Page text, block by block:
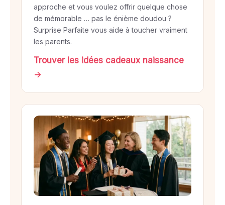
approche et vous voulez offrir quelque chose
de mémorable … pas le énième doudou ?
Surprise Parfaite vous aide à toucher vraiment
les parents.
Trouver les idées cadeaux naissance
→